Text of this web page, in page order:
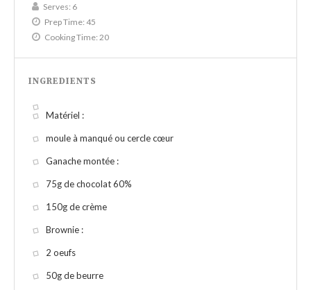
Serves: 6
Prep Time: 45
Cooking Time: 20
INGREDIENTS
Matériel :
moule à manqué ou cercle cœur
Ganache montée :
75g de chocolat 60%
150g de crème
Brownie :
2 oeufs
50g de beurre